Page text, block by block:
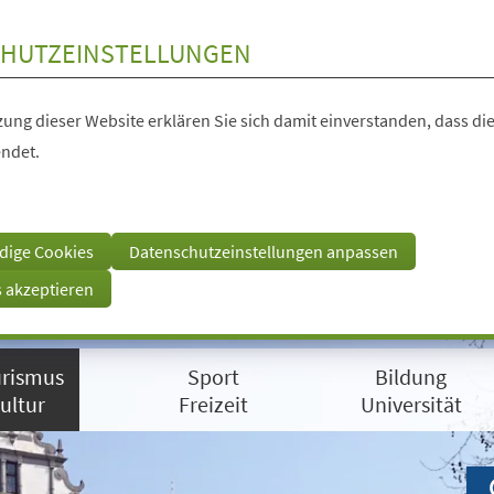
dieser Website erklären Sie sich damit einverstanden, dass
Cookies
Datenschutzeinstellungen anpassen
akzeptieren
Sport
Freizeit
Bildung
Universität